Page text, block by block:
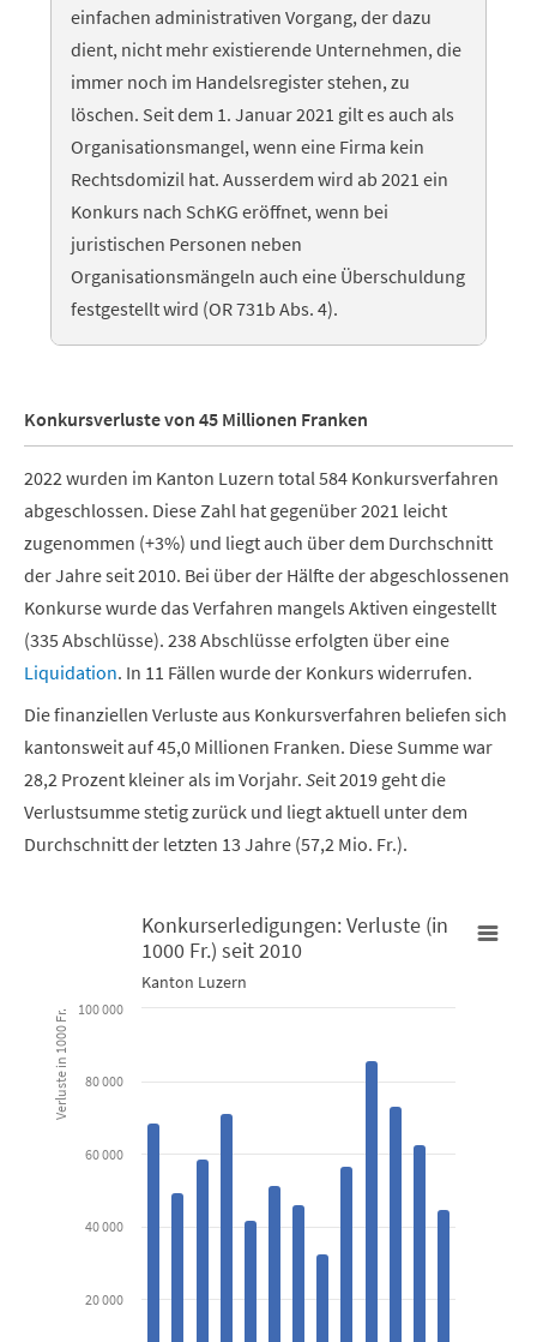
einfachen administrativen Vorgang, der dazu
dient, nicht mehr existierende Unternehmen, die
immer noch im Handelsregister stehen, zu
löschen. Seit dem 1. Januar 2021 gilt es auch als
Organisationsmangel, wenn eine Firma kein
Rechtsdomizil hat. Ausserdem wird ab 2021 ein
Konkurs nach SchKG eröffnet, wenn bei
juristischen Personen neben
Organisationsmängeln auch eine Überschuldung
festgestellt wird (OR 731b Abs. 4).
Konkursverluste von 45 Millionen Franken
2022 wurden im Kanton Luzern total 584 Konkursverfahren
abgeschlossen. Diese Zahl hat gegenüber 2021 leicht
zugenommen (+3%) und liegt auch über dem Durchschnitt
der Jahre seit 2010. Bei über der Hälfte der abgeschlossenen
Konkurse wurde das Verfahren mangels Aktiven eingestellt
(335 Abschlüsse). 238 Abschlüsse erfolgten über eine
Liquidation. In 11 Fällen wurde der Konkurs widerrufen.
Die finanziellen Verluste aus Konkursverfahren beliefen sich
kantonsweit auf 45,0 Millionen Franken. Diese Summe war
28,2 Prozent kleiner als im Vorjahr. Seit 2019 geht die
Verlustsumme stetig zurück und liegt aktuell unter dem
Durchschnitt der letzten 13 Jahre (57,2 Mio. Fr.).
Konkurserledigungen: Verluste (in 1000 Fr.) seit 2010
Bar chart with 13 bars.
Kanton Luzern
View as data table, Konkurserledigungen: Verluste (in
The chart has 1 X axis displaying categories.
The chart has 1 Y axis displaying Verluste in 1000 Fr.. Data
Verluste in 1000 Fr.
Konkurserledigungen: Verluste (in
1000 Fr.) seit 2010
Kanton Luzern
20 000
40 000
60 000
80 000
100 000